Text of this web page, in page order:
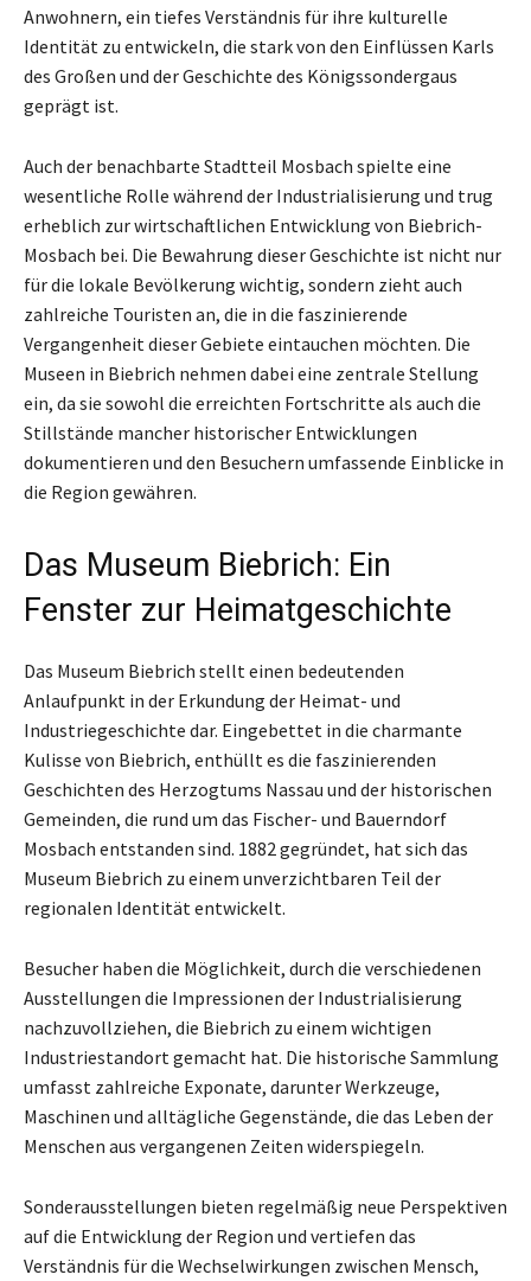
Anwohnern, ein tiefes Verständnis für ihre kulturelle
Identität zu entwickeln, die stark von den Einflüssen Karls
des Großen und der Geschichte des Königssondergaus
geprägt ist.
Auch der benachbarte Stadtteil Mosbach spielte eine
wesentliche Rolle während der Industrialisierung und trug
erheblich zur wirtschaftlichen Entwicklung von Biebrich-
Mosbach bei. Die Bewahrung dieser Geschichte ist nicht nur
für die lokale Bevölkerung wichtig, sondern zieht auch
zahlreiche Touristen an, die in die faszinierende
Vergangenheit dieser Gebiete eintauchen möchten. Die
Museen in Biebrich nehmen dabei eine zentrale Stellung
ein, da sie sowohl die erreichten Fortschritte als auch die
Stillstände mancher historischer Entwicklungen
dokumentieren und den Besuchern umfassende Einblicke in
die Region gewähren.
Das Museum Biebrich: Ein
Fenster zur Heimatgeschichte
Das Museum Biebrich stellt einen bedeutenden
Anlaufpunkt in der Erkundung der Heimat- und
Industriegeschichte dar. Eingebettet in die charmante
Kulisse von Biebrich, enthüllt es die faszinierenden
Geschichten des Herzogtums Nassau und der historischen
Gemeinden, die rund um das Fischer- und Bauerndorf
Mosbach entstanden sind. 1882 gegründet, hat sich das
Museum Biebrich zu einem unverzichtbaren Teil der
regionalen Identität entwickelt.
Besucher haben die Möglichkeit, durch die verschiedenen
Ausstellungen die Impressionen der Industrialisierung
nachzuvollziehen, die Biebrich zu einem wichtigen
Industriestandort gemacht hat. Die historische Sammlung
umfasst zahlreiche Exponate, darunter Werkzeuge,
Maschinen und alltägliche Gegenstände, die das Leben der
Menschen aus vergangenen Zeiten widerspiegeln.
Sonderausstellungen bieten regelmäßig neue Perspektiven
auf die Entwicklung der Region und vertiefen das
Verständnis für die Wechselwirkungen zwischen Mensch,